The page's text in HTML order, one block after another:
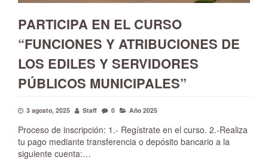
PARTICIPA EN EL CURSO
“FUNCIONES Y ATRIBUCIONES DE
LOS EDILES Y SERVIDORES
PÚBLICOS MUNICIPALES”
3 agosto, 2025 Staff 0 Año 2025
Proceso de inscripción: 1.- Regístrate en el curso. 2.-Realiza
tu pago mediante transferencia o depósito bancario a la
siguiente cuenta:…